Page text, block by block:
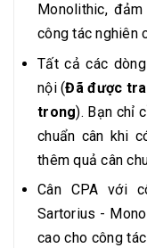
Monolithic,
công tác nghiên
Tất cả các
nội (Đã được
trong). Bạn chỉ
chuẩn cân khi
thêm quả cân
Cân CPA với
Sartorius -
cao cho công